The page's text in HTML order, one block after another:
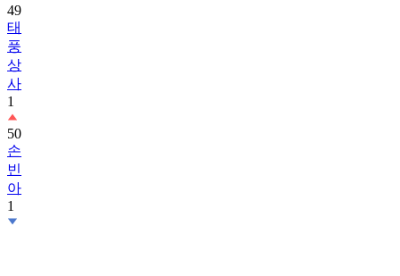
49
태
풍
상
사
1
50
손
빈
아
1